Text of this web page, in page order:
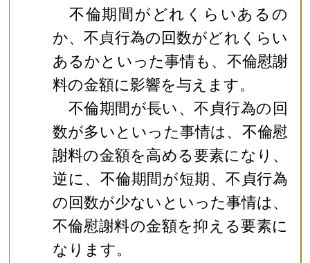
不倫期間がどれくらいあるの
か、不貞行為の回数がどれくらい
あるかといった事情も、不倫慰謝
料の金額に影響を与えます。
不倫期間が長い、不貞行為の回
数が多いといった事情は、不倫慰
謝料の金額を高める要素になり、
逆に、不倫期間が短期、不貞行為
の回数が少ないといった事情は、
不倫慰謝料の金額を抑える要素に
なります。